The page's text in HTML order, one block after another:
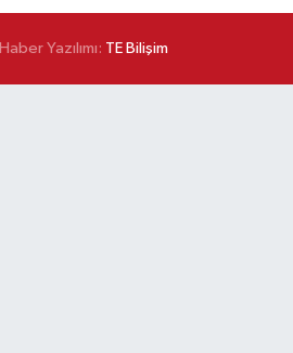
Haber Yazılımı: TE Bilişim